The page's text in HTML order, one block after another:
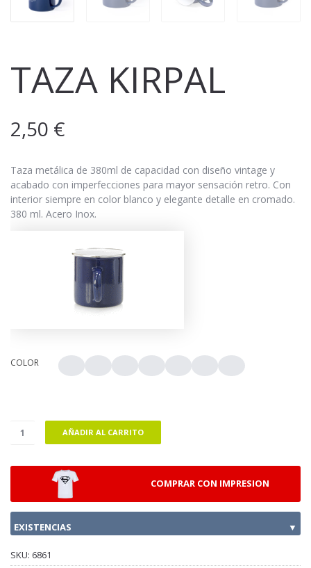
TAZA KIRPAL
2,50 €
Taza metálica de 380ml de capacidad con diseño vintage y
acabado con imperfecciones para mayor sensación retro. Con
interior siempre en color blanco y elegante detalle en cromado.
380 ml. Acero Inox.
COLOR
AÑADIR AL CARRITO
COMPRAR CON IMPRESION
EXISTENCIAS ▼
SKU: 6861